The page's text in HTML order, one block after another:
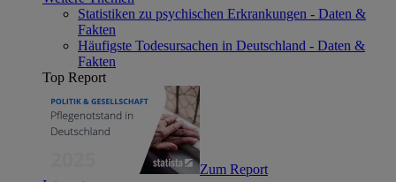
Statistiken zu psychischen Erkrankungen - Daten &
Fakten
Häufigste Todesursachen in Deutschland - Daten &
Fakten
Top Report
Zum Report